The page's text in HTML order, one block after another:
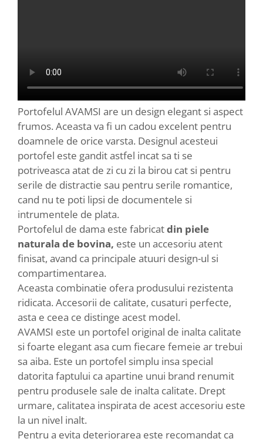
Portofelul AVAMSI are un design elegant si aspect
frumos. Aceasta va fi un cadou excelent pentru
doamnele de orice varsta. Designul acesteui
portofel este gandit astfel incat sa ti se
potriveasca atat de zi cu zi la birou cat si pentru
serile de distractie sau pentru serile romantice,
cand nu te poti lipsi de documentele si
intrumentele de plata.
Portofelul de dama este fabricatdin piele
naturala de bovina, este un accesoriu atent
finisat, avand ca principale atuuri design-ul si
compartimentarea.
Aceasta combinatie ofera produsului rezistenta
ridicata. Accesorii de calitate, cusaturi perfecte,
asta e ceea ce distinge acest model.
AVAMSI este un portofel original de inalta calitate
si foarte elegant asa cum fiecare femeie ar trebui
sa aiba. Este un portofel simplu insa special
datorita faptului ca apartine unui brand renumit
pentru produsele sale de inalta calitate. Drept
urmare, calitatea inspirata de acest accesoriu este
la un nivel inalt.
Pentru a evita deteriorarea este recomandat ca